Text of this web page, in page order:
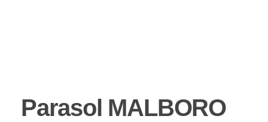
Parasol MALBORO